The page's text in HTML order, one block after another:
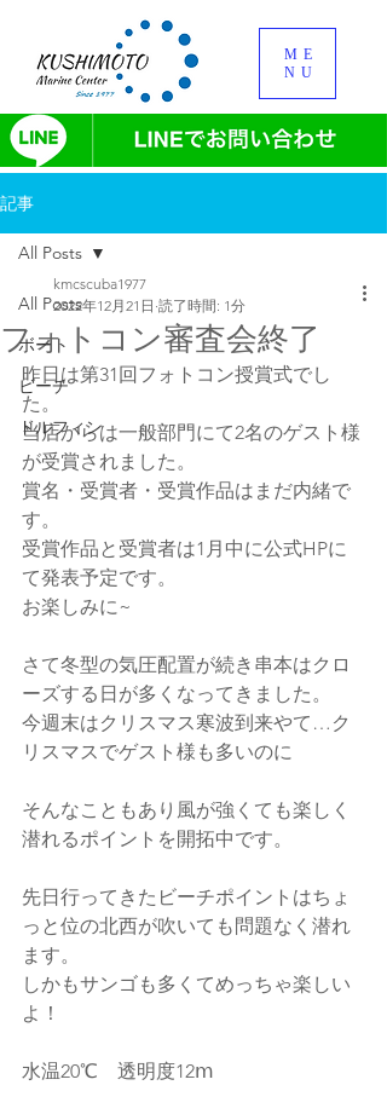
ME
NU
記事
All Posts
ボート
ビーチ
ドルフィン
All Posts
フォトコン審査会終了
kmcscuba1977
2022年12月21日 読了時間: 1分
昨日は第31回フォトコン授賞式でし
た。
当店からは一般部門にて2名のゲスト様
が受賞されました。
賞名・受賞者・受賞作品はまだ内緒で
す。
受賞作品と受賞者は1月中に公式HPに
て発表予定です。
お楽しみに~
さて冬型の気圧配置が続き串本はクロ
ーズする日が多くなってきました。
今週末はクリスマス寒波到来やて…ク
リスマスでゲスト様も多いのに
そんなこともあり風が強くても楽しく
潜れるポイントを開拓中です。
先日行ってきたビーチポイントはちょ
っと位の北西が吹いても問題なく潜れ
ます。
しかもサンゴも多くてめっちゃ楽しい
よ！
水温20℃　透明度12ⅿ